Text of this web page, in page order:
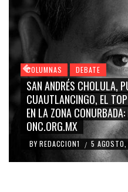
COLUMNAS DEBATE
GRACE PALOMARES,
CARMEN SALINAS “LA
BLANCO, SILVIA PINAL:
RIDICULIZACIÓN DE LA
BY REDACCION1 / 4